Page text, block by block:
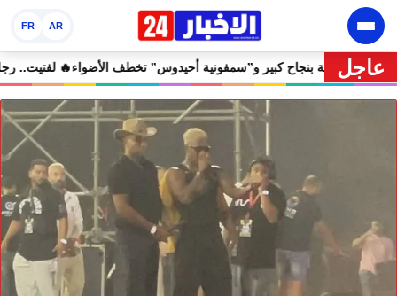
AR
FR
عاجل
مهرجان إفران الدولي يختتم دورته الثامنة بنجاح كبير و”سمفونية أحيدوس”